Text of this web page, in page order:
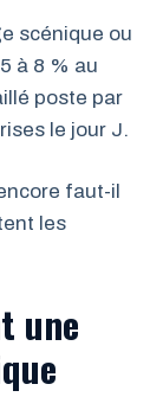
scénique ou
à 8 % au
poste par
le jour J.
faut-il
les
une